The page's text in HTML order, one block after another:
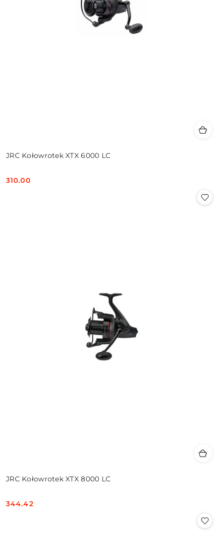
JRC Kołowrotek XTX 6000 LC
Cena:
310.00
JRC Kołowrotek XTX 8000 LC
Cena:
344.42